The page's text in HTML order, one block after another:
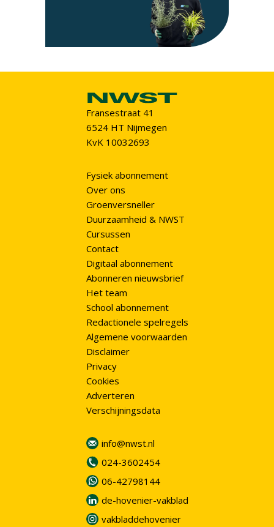
Fransestraat 41
6524 HT Nijmegen
KvK 10032693
Fysiek abonnement
Over ons
Groenversneller
Duurzaamheid & NWST
Cursussen
Contact
Digitaal abonnement
Abonneren nieuwsbrief
Het team
School abonnement
Redactionele spelregels
Algemene voorwaarden
Disclaimer
Privacy
Cookies
Adverteren
Verschijningsdata
info@nwst.nl
024-3602454
06-42798144
de-hovenier-vakblad
vakbladdehovenier